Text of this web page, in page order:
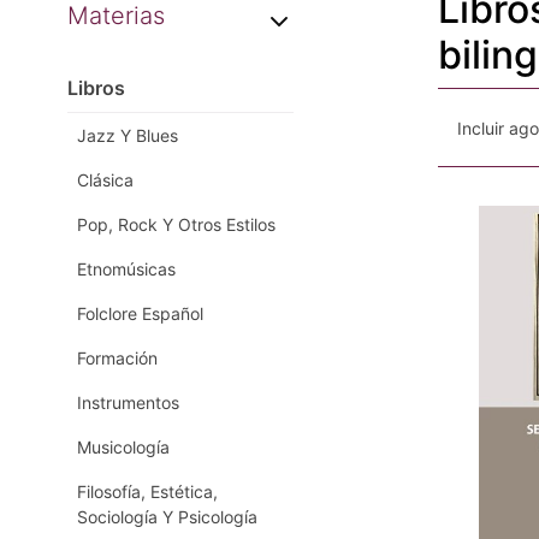
Materias
Libros
Jazz Y Blues
Clásica
Pop, Rock Y Otros Estilos
Etnomúsicas
Folclore Español
Formación
Instrumentos
Musicología
Filosofía, Estética,
Sociología Y Psicología
Incluir